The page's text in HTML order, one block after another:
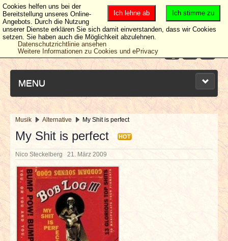
MENU
NEUESTE ARTIKEL
NEWS & DATES
BERICHTE
VERLOSUNGEN
INTERVIEWS
Musik Alternative My Shit is perfect
My Shit is perfect HOT
Nico Steckelberg 21. März 2009
Ich stimme zu
Ich lehne ab
Cookies helfen uns bei der
Bereitstellung unseres Online-
Angebots. Durch die Nutzung
unserer Dienste erklären Sie sich damit einverstanden, dass wir Cookies
setzen. Sie haben auch die Möglichkeit abzulehnen.
Datenschutzrichtlinie ansehen
Weitere Informationen zu Cookies und ePrivacy